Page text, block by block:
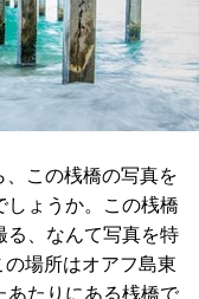
この桟橋の写真を
しょうか。この桟橋
る、なんて写真を特
場所はオアフ島東
あたりにある桟橋で